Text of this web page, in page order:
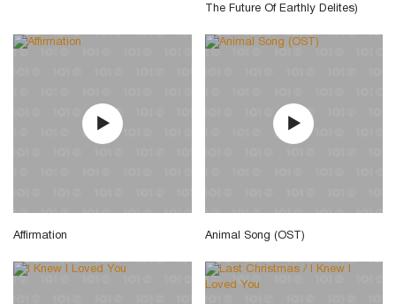
The Future Of Earthly Delites)
Affirmation Animal Song (OST)